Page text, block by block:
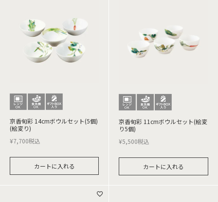
京香旬彩 14cmボウルセット(5個)
(絵変り)
¥7,700税込
カートに入れる
京香旬彩 11cmボウルセット(絵変
り5個)
¥5,500税込
カートに入れる